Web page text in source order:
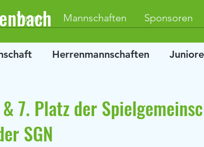
Verein Mannschaften Sponsoren
Herrenmannschaften
7. Platz der
SGN